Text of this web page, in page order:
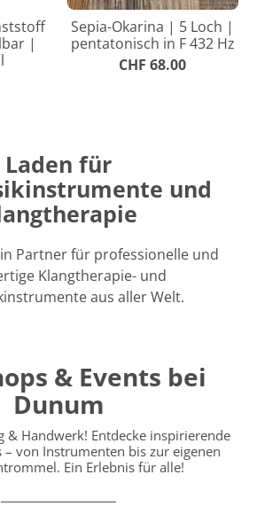
|
Sepia-Okarina | 5 Loch |
pentatonisch in F 432 Hz
CHF 68.00
Laden für
und
Partner für professionelle und
Klangtherapie- und
aus aller Welt.
& Events bei
Dunum
& Handwerk! Entdecke inspirierende
– von Instrumenten bis zur eigenen
Ein Erlebnis für alle!